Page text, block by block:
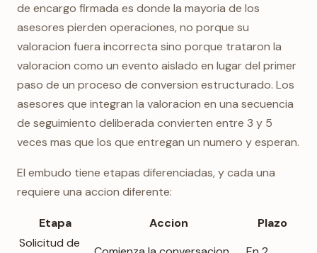
de encargo firmada es donde la mayoria de los
asesores pierden operaciones, no porque su
valoracion fuera incorrecta sino porque trataron la
valoracion como un evento aislado en lugar del primer
paso de un proceso de conversion estructurado. Los
asesores que integran la valoracion en una secuencia
de seguimiento deliberada convierten entre 3 y 5
veces mas que los que entregan un numero y esperan.
El embudo tiene etapas diferenciadas, y cada una
requiere una accion diferente:
Etapa Accion
Plazo
Solicitud de